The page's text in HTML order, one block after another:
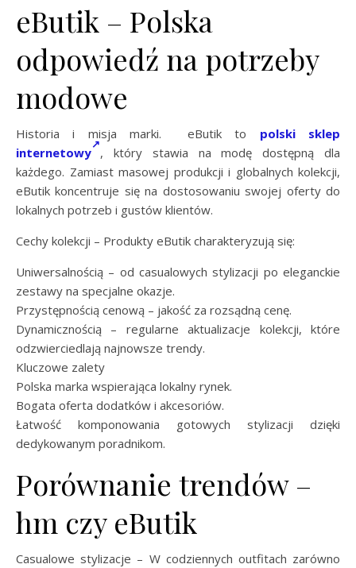
eButik – Polska
odpowiedź na potrzeby
modowe
Historia i misja marki. eButik to polski sklep
internetowy , który stawia na modę dostępną dla
każdego. Zamiast masowej produkcji i globalnych kolekcji,
eButik koncentruje się na dostosowaniu swojej oferty do
lokalnych potrzeb i gustów klientów.
Cechy kolekcji – Produkty eButik charakteryzują się:
Uniwersalnością – od casualowych stylizacji po eleganckie
zestawy na specjalne okazje.
Przystępnością cenową – jakość za rozsądną cenę.
Dynamicznością – regularne aktualizacje kolekcji, które
odzwierciedlają najnowsze trendy.
Kluczowe zalety
Polska marka wspierająca lokalny rynek.
Bogata oferta dodatków i akcesoriów.
Łatwość komponowania gotowych stylizacji dzięki
dedykowanym poradnikom.
Porównanie trendów –
hm czy eButik
Casualowe stylizacje – W codziennych outfitach zarówno